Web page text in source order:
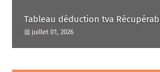
Tableau déduction tva
juillet 01, 2026